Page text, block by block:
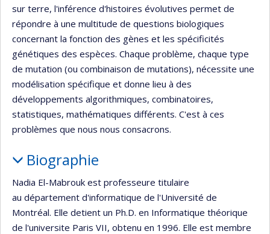
sur terre, l'inférence d'histoires évolutives permet de
répondre à une multitude de questions biologiques
concernant la fonction des gènes et les spécificités
génétiques des espèces. Chaque problème, chaque type
de mutation (ou combinaison de mutations), nécessite une
modélisation spécifique et donne lieu à des
développements algorithmiques, combinatoires,
statistiques, mathématiques différents. C'est à ces
problèmes que nous nous consacrons.
Biographie
Nadia El-Mabrouk est professeure titulaire
au département d'informatique de l'Université de
Montréal. Elle detient un Ph.D. en Informatique théorique
de l'universite Paris VII, obtenu en 1996. Elle est membre